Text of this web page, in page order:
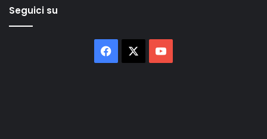
Seguici su
Facebook